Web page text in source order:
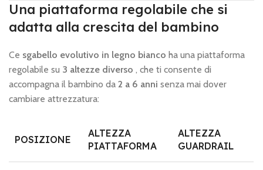
Una piattaforma regolabile che si
adatta alla crescita del bambino
Ce sgabello evolutivo in legno bianco ha una piattaforma
regolabile su 3 altezze diverso , che ti consente di
accompagna il bambino da 2 a 6 anni senza mai dover
cambiare attrezzatura:
POSIZIONE
ALTEZZA
PIATTAFORMA
ALTEZZA
GUARDRAIL